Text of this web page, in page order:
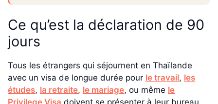
Ce qu’est la déclaration de 90
jours
Tous les étrangers qui séjournent en Thaïlande
avec un visa de longue durée pour le travail, les
études, la retraite, le mariage, ou même le
Privilege Visa doivent se présenter à leur bureau